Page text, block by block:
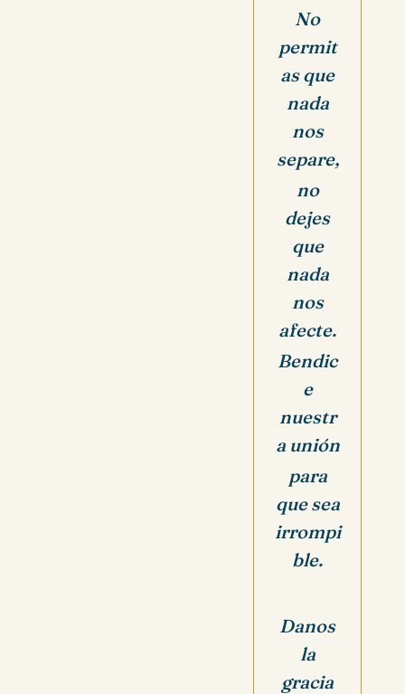
No
permit
as que
nada
nos
separe,
no
dejes
que
nada
nos
afecte.
Bendic
e
nuestr
a unión
para
que sea
irrompi
ble.
Danos
la
gracia